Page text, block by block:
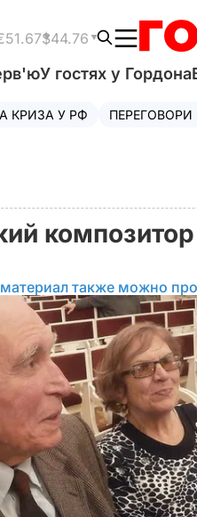
$44.76
У гостях у Гордона
КРИЗА У РФ ПЕРЕГОВОРИ
также можно